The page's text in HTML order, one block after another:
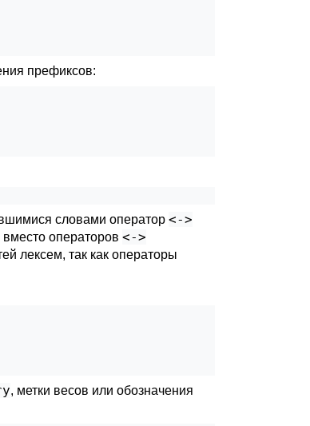
префиксов:
словами оператор <->
операторов <->
лексем, так как операторы
, метки весов или обозначения